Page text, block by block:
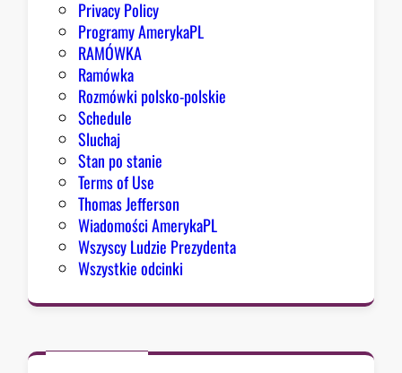
Privacy Policy
Programy AmerykaPL
RAMÓWKA
Ramówka
Rozmówki polsko-polskie
Schedule
Sluchaj
Stan po stanie
Terms of Use
Thomas Jefferson
Wiadomości AmerykaPL
Wszyscy Ludzie Prezydenta
Wszystkie odcinki